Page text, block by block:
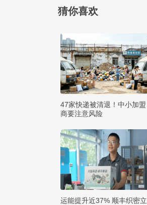
猜你喜欢
47家快递被清退！中小加盟
商要注意风险
运能提升近37% 顺丰织密立